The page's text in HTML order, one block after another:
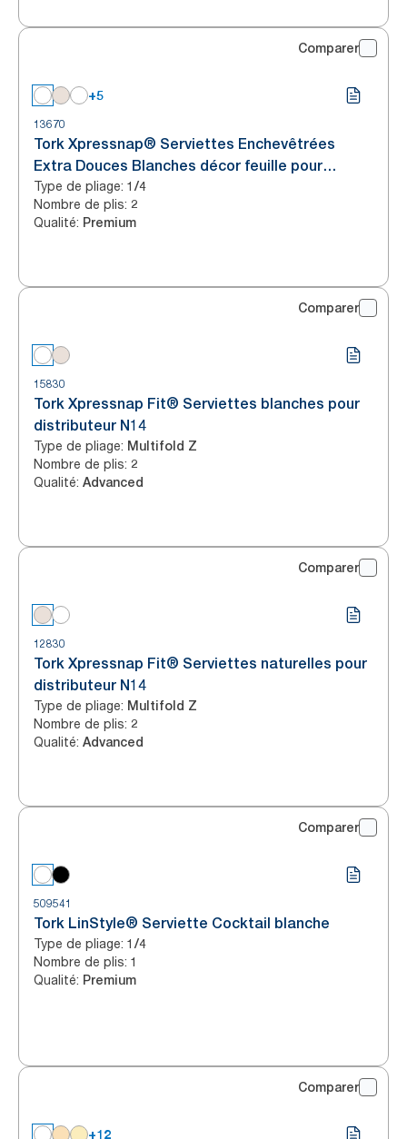
Comparer
+5
13670
Tork Xpressnap® Serviettes Enchevêtrées
Extra Douces Blanches décor feuille pour
distributeur N4
Type de pliage: 1/4
Nombre de plis: 2
Qualité: Premium
Comparer
15830
Tork Xpressnap Fit® Serviettes blanches pour
distributeur N14
Type de pliage: Multifold Z
Nombre de plis: 2
Qualité: Advanced
Comparer
12830
Tork Xpressnap Fit® Serviettes naturelles pour
distributeur N14
Type de pliage: Multifold Z
Nombre de plis: 2
Qualité: Advanced
Comparer
509541
Tork LinStyle® Serviette Cocktail blanche
Type de pliage: 1/4
Nombre de plis: 1
Qualité: Premium
Comparer
+12